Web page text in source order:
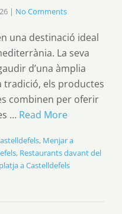
| No Comments
una destinació ideal
La seva
d’una àmplia
els productes
combinen per oferir
… Read More
, Menjar a
, Restaurants davant del
a Castelldefels